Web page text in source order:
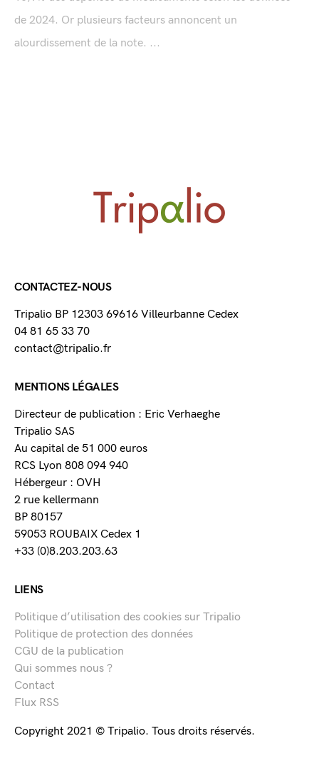
de 2024. Or plusieurs facteurs annoncent un
alourdissement de la note. ...
CONTACTEZ-NOUS
Tripalio BP 12303 69616 Villeurbanne Cedex
04 81 65 33 70
contact@tripalio.fr
MENTIONS LÉGALES
Directeur de publication : Eric Verhaeghe
Tripalio SAS
Au capital de 51 000 euros
RCS Lyon 808 094 940
Hébergeur : OVH
2 rue kellermann
BP 80157
59053 ROUBAIX Cedex 1
+33 (0)8.203.203.63
LIENS
Politique d’utilisation des cookies sur Tripalio
Politique de protection des données
CGU de la publication
Qui sommes nous ?
Contact
Flux RSS
Copyright 2021 © Tripalio. Tous droits réservés.